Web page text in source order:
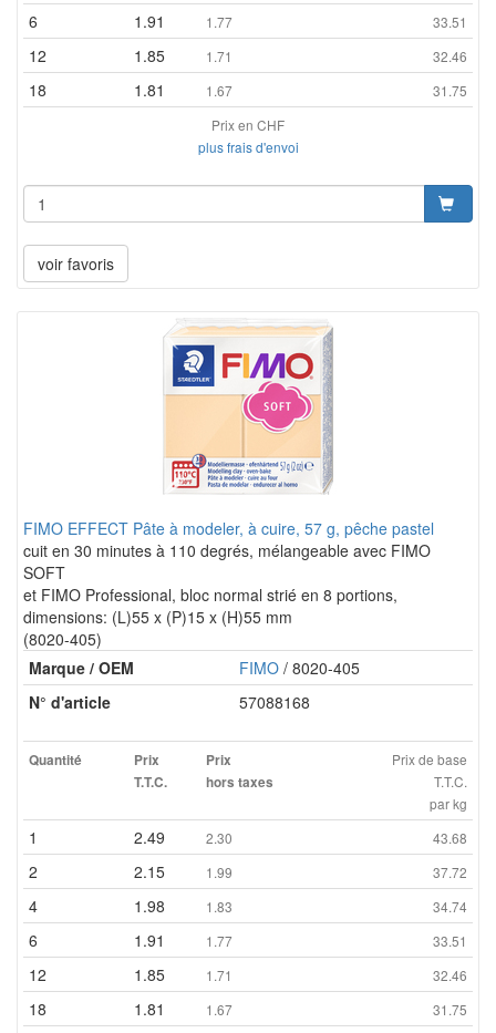
6 1.91 1.77 33.51
12 1.85 1.71 32.46
18 1.81 1.67
31.75
Prix en CHF
plus frais d'envoi
voir favoris
FIMO EFFECT Pâte à modeler, à cuire, 57 g, pêche pastel
cuit en 30 minutes à 110 degrés, mélangeable avec FIMO
SOFT
et FIMO Professional, bloc normal strié en 8 portions,
dimensions: (L)55 x (P)15 x (H)55 mm
(8020-405)
Marque / OEM
FIMO / 8020-405
N° d'article
57088168
Quantité
Prix
T.T.C.
Prix
hors taxes
Prix de base
T.T.C.
par kg
1 2.49 2.30 43.68
2 2.15 1.99 37.72
4 1.98 1.83 34.74
6 1.91 1.77 33.51
12 1.85 1.71 32.46
18 1.81 1.67
31.75